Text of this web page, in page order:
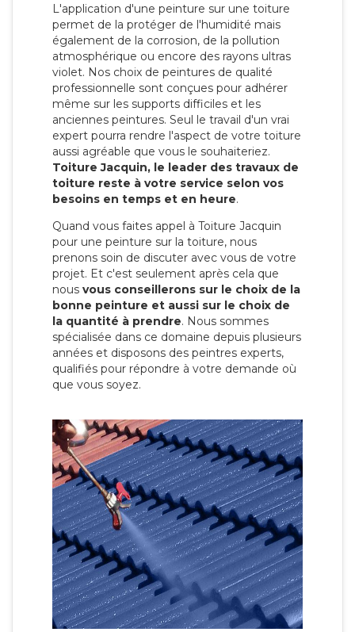
L'application d'une peinture sur une toiture
permet de la protéger de l'humidité mais
également de la corrosion, de la pollution
atmosphérique ou encore des rayons ultras
violet. Nos choix de peintures de qualité
professionnelle sont conçues pour adhérer
même sur les supports difficiles et les
anciennes peintures. Seul le travail d'un vrai
expert pourra rendre l'aspect de votre toiture
aussi agréable que vous le souhaiteriez.
Toiture Jacquin, le leader des travaux de
toiture reste à votre service selon vos
besoins en temps et en heure.
Quand vous faites appel à Toiture Jacquin
pour une peinture sur la toiture, nous
prenons soin de discuter avec vous de votre
projet. Et c'est seulement après cela que
nous vous conseillerons sur le choix de la
bonne peinture et aussi sur le choix de
la quantité à prendre. Nous sommes
spécialisée dans ce domaine depuis plusieurs
années et disposons des peintres experts,
qualifiés pour répondre à votre demande où
que vous soyez.